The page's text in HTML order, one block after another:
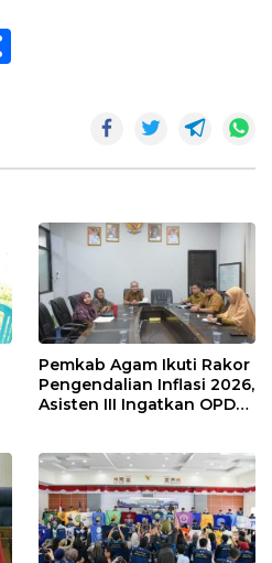
Pemkab Agam Ikuti Rakor
Pengendalian Inflasi 2026,
Asisten III Ingatkan OPD